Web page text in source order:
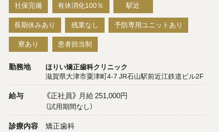
社保完備 有休消化100％ 駅近
長期休みあり 残業なし 予防専用ユニットあり
寮あり 患者担当制
勤務地 ほりい矯正歯科クリニック
滋賀県大津市粟津町4-7 JR石山駅前近江鉄道ビル2F
給与 《正社員》 月給 251,000円
（試用期間なし）
診療内容 矯正歯科